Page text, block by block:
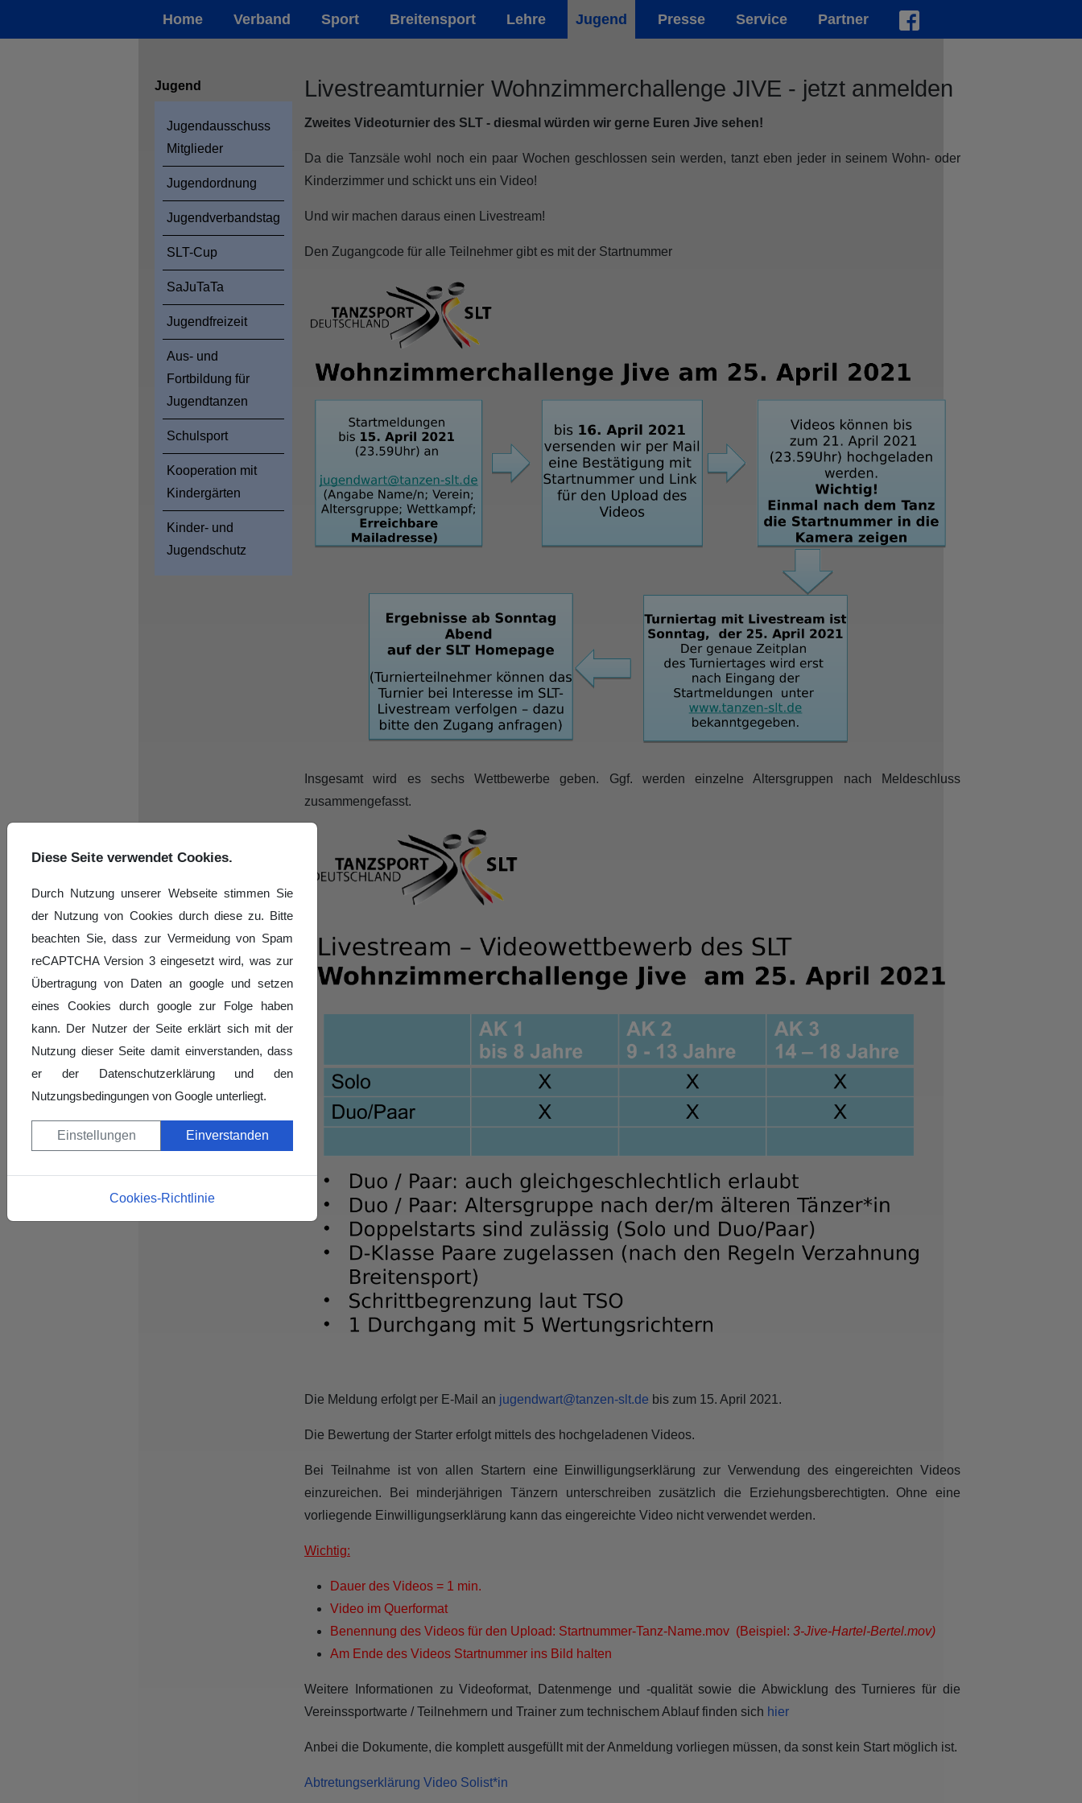
Home Verband Sport Breitensport Lehre Jugend Presse Service Partner
Jugend
Jugendausschuss
Mitglieder
Jugendordnung
Jugendverbandstag
SLT-Cup
SaJuTaTa
Jugendfreizeit
Aus- und
Fortbildung für
Jugendtanzen
Schulsport
Kooperation mit
Kindergärten
Kinder- und
Jugendschutz
Livestreamturnier Wohnzimmerchallenge JIVE - jetzt anmelden
Zweites Videoturnier des SLT - diesmal würden wir gerne Euren Jive sehen!
Da die Tanzsäle wohl noch ein paar Wochen geschlossen sein werden, tanzt eben jeder in seinem Wohn- oder
Kinderzimmer und schickt uns ein Video!
Und wir machen daraus einen Livestream!
Den Zugangcode für alle Teilnehmer gibt es mit der Startnummer
Insgesamt wird es sechs Wettbewerbe geben. Ggf. werden einzelne Altersgruppen nach Meldeschluss
zusammengefasst.
Die Meldung erfolgt per E-Mail an jugendwart@tanzen-slt.de bis zum 15. April 2021.
Die Bewertung der Starter erfolgt mittels des hochgeladenen Videos.
Bei Teilnahme ist von allen Startern eine Einwilligungserklärung zur Verwendung des eingereichten Videos
einzureichen. Bei minderjährigen Tänzern unterschreiben zusätzlich die Erziehungsberechtigten. Ohne eine
vorliegende Einwilligungserklärung kann das eingereichte Video nicht verwendet werden.
Wichtig:
Dauer des Videos = 1 min.
Video im Querformat
Benennung des Videos für den Upload: Startnummer-Tanz-Name.mov (Beispiel: 3-Jive-Hartel-Bertel.mov)
Am Ende des Videos Startnummer ins Bild halten
Weitere Informationen zu Videoformat, Datenmenge und -qualität sowie die Abwicklung des Turnieres für die
Vereinssportwarte / Teilnehmern und Trainer zum technischem Ablauf finden sich hier
Anbei die Dokumente, die komplett ausgefüllt mit der Anmeldung vorliegen müssen, da sonst kein Start möglich ist.
Abtretungserklärung Video Solist*in
Diese Seite verwendet Cookies.
Durch Nutzung unserer Webseite stimmen Sie
der Nutzung von Cookies durch diese zu. Bitte
beachten Sie, dass zur Vermeidung von Spam
reCAPTCHA Version 3 eingesetzt wird, was zur
Übertragung von Daten an google und setzen
eines Cookies durch google zur Folge haben
kann. Der Nutzer der Seite erklärt sich mit der
Nutzung dieser Seite damit einverstanden, dass
er der Datenschutzerklärung und den
Nutzungsbedingungen von Google unterliegt.
Einstellungen Einverstanden
Cookies-Richtlinie